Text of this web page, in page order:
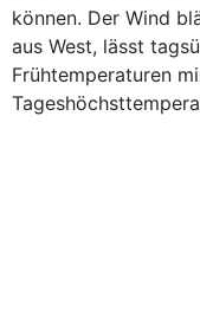
können. Der Wind
aus West, lässt
Frühtemperaturen